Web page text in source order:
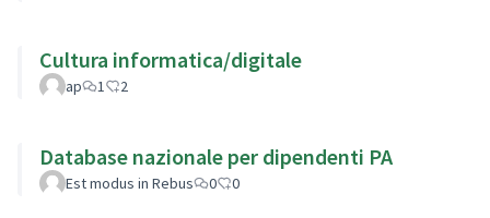
Cultura informatica/digitale
ap 1 2
Database nazionale per dipendenti PA
Est modus in Rebus 0 0